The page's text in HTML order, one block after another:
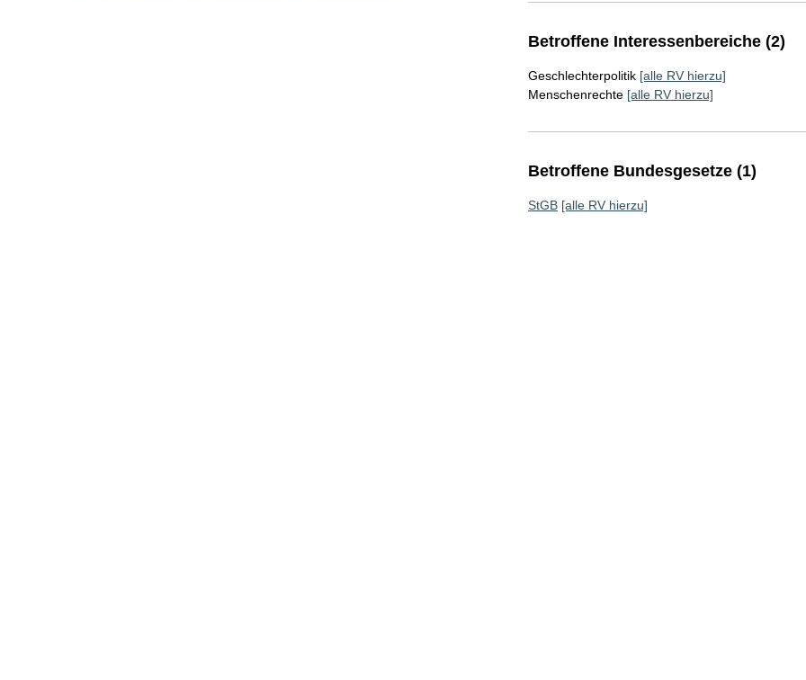
Betroffene Interessenbereiche (2)
Geschlechterpolitik [alle RV hierzu]
Menschenrechte [alle RV hierzu]
Betroffene Bundesgesetze (1)
StGB [alle RV hierzu]